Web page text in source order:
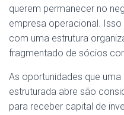
querem permanecer no
empresa operacional.
com uma estrutura
fragmentado de sócios
As oportunidades que
estruturada abre são
para receber capital de